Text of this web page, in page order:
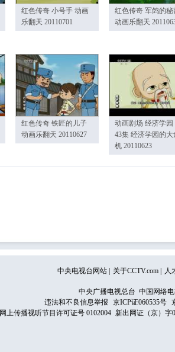
红色传奇 小号手 动画
乐翻天 20110701
红色传奇 军鸽的秘
动画乐翻天
红色传奇 铁匠的儿子
动画乐翻天 20110627
动画剧场 经济学园
43集 经济学园的大
机 20110623
中央电视台网站 关于CCTV.com 人
中央广播电视总台 中国网络
违法和不良信息举报
京ICP证060535号
网上传播视听节目许可证号 0102004 新出网证（京）